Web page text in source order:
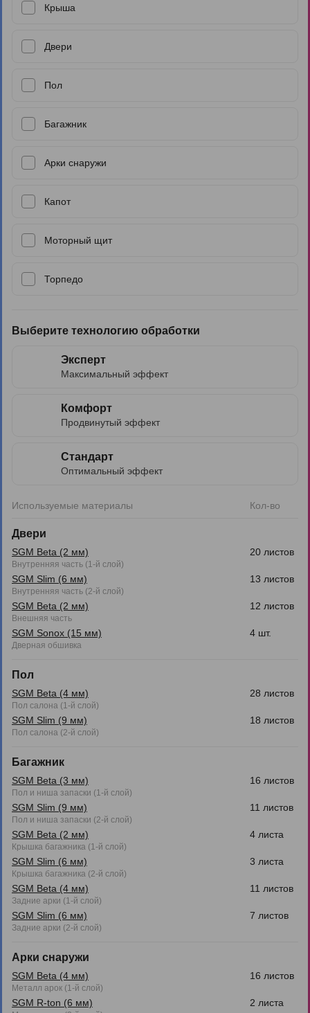
Крыша
Двери
Пол
Багажник
Арки снаружи
Капот
Моторный щит
Торпедо
Выберите технологию обработки
Эксперт
Максимальный эффект
Комфорт
Продвинутый эффект
Стандарт
Оптимальный эффект
Используемые материалы Кол-во
Двери
Внутренняя часть (1-й слой)
SGM Beta (2 мм) 20 листов
Внутренняя часть (2-й слой)
SGM Slim (6 мм) 13 листов
Внешняя часть
SGM Beta (2 мм) 12 листов
Дверная обшивка
SGM Sonox (15 мм) 4 шт.
Пол
Пол салона (1-й слой)
SGM Beta (4 мм) 28 листов
Пол салона (2-й слой)
SGM Slim (9 мм) 18 листов
Багажник
Пол и ниша запаски (1-й слой)
SGM Beta (3 мм) 16 листов
Пол и ниша запаски (2-й слой)
SGM Slim (9 мм) 11 листов
Крышка багажника (1-й слой)
SGM Beta (2 мм) 4 листа
Крышка багажника (2-й слой)
SGM Slim (6 мм) 3 листа
Задние арки (1-й слой)
SGM Beta (4 мм) 11 листов
Задние арки (2-й слой)
SGM Slim (6 мм) 7 листов
Арки снаружи
Металл арок (1-й слой)
SGM Beta (4 мм) 16 листов
SGM R-ton (6 мм) 2 листа